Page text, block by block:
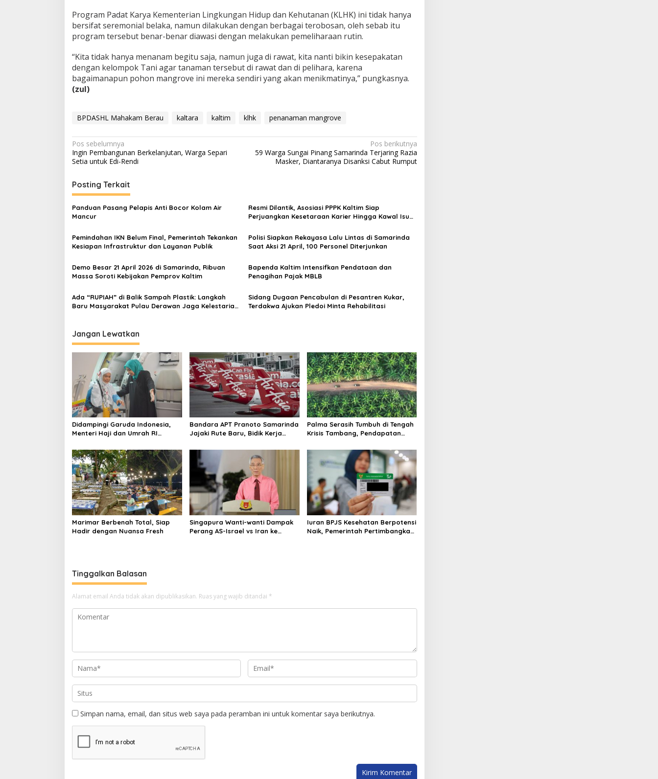
Program Padat Karya Kementerian Lingkungan Hidup dan Kehutanan (KLHK) ini tidak hanya
bersifat seremonial belaka, namun dilakukan dengan berbagai terobosan, oleh sebab itu
program tersebut benar-benar diawasi dengan melakukan pemeliharaan rutin.
“Kita tidak hanya menanam begitu saja, namun juga di rawat, kita nanti bikin kesepakatan
dengan kelompok Tani agar tanaman tersebut di rawat dan di pelihara, karena
bagaimanapun pohon mangrove ini mereka sendiri yang akan menikmatinya,” pungkasnya.
(zul)
BPDASHL Mahakam Berau kaltara kaltim klhk penanaman mangrove
Navigasi
pos
Pos sebelumnya
Ingin Pembangunan Berkelanjutan, Warga Separi
Setia untuk Edi-Rendi
Pos berikutnya
59 Warga Sungai Pinang Samarinda Terjaring Razia
Masker, Diantaranya Disanksi Cabut Rumput
Posting Terkait
Panduan Pasang Pelapis Anti Bocor Kolam Air
Mancur
Resmi Dilantik, Asosiasi PPPK Kaltim Siap
Perjuangkan Kesetaraan Karier Hingga Kawal Isu
Pemindahan IKN Belum Final, Pemerintah Tekankan
Kesiapan Infrastruktur dan Layanan Publik
Polisi Siapkan Rekayasa Lalu Lintas di Samarinda
Saat Aksi 21 April, 100 Personel Diterjunkan
Demo Besar 21 April 2026 di Samarinda, Ribuan
Massa Soroti Kebijakan Pemprov Kaltim
Bapenda Kaltim Intensifkan Pendataan dan
Penagihan Pajak MBLB
Ada “RUPIAH” di Balik Sampah Plastik: Langkah
Baru Masyarakat Pulau Derawan Jaga Kelestarian
Sidang Dugaan Pencabulan di Pesantren Kukar,
Terdakwa Ajukan Pledoi Minta Rehabilitasi
Jangan Lewatkan
Didampingi Garuda Indonesia,
Menteri Haji dan Umrah RI
Penerbangan Haji di Balikpapan
Bandara APT Pranoto Samarinda
Jajaki Rute Baru, Bidik Kerja
Palma Serasih Tumbuh di Tengah
Krisis Tambang, Pendapatan
Marimar Berbenah Total, Siap
Hadir dengan Nuansa Fresh
Singapura Wanti-wanti Dampak
Perang AS-Israel vs Iran ke
Iuran BPJS Kesehatan Berpotensi
Naik, Pemerintah Pertimbangkan
Tinggalkan Balasan
Alamat email Anda tidak akan dipublikasikan. Ruas yang wajib ditandai *
Simpan nama, email, dan situs web saya pada peramban ini untuk komentar saya berikutnya.